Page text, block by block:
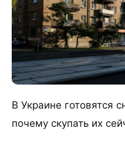
В Украине готовятся
почему скупать их